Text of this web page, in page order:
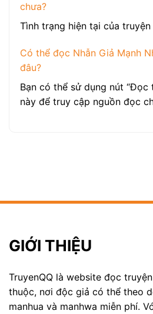
chưa?
Tình trạng hiện tại của
Có thể đọc Nhẫn Giả Mạnh
đâu?
Bạn có thể sử dụng nút “Đọc
này để truy cập nguồn đọc
GIỚI THIỆU
TruyenQQ là website đọc
thuộc, nơi độc giả có thể theo
manhua và manhwa miễn phí.